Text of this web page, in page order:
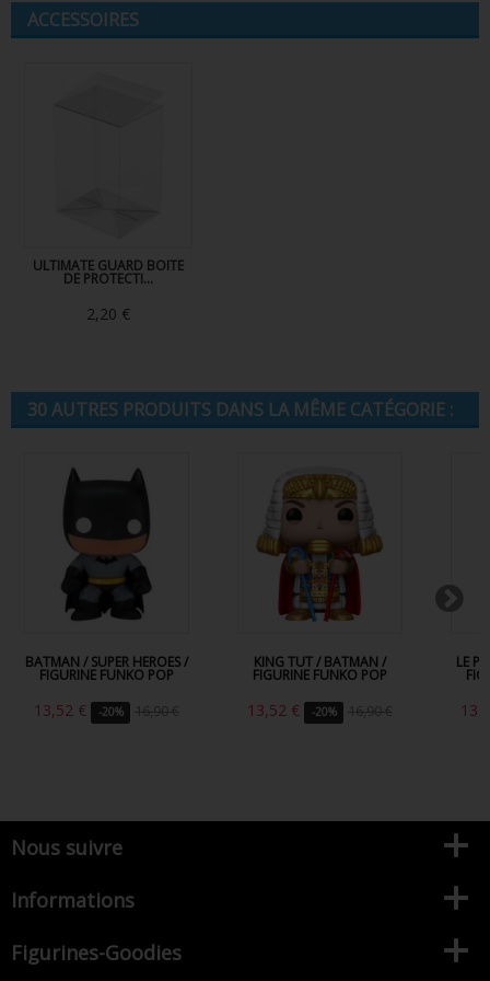
ACCESSOIRES
ULTIMATE GUARD BOITE
DE PROTECTI...
2,20 €
30 AUTRES PRODUITS DANS LA MÊME CATÉGORIE :
BATMAN / SUPER HEROES /
FIGURINE FUNKO POP
13,52 € -20% 16,90 €
KING TUT / BATMAN /
FIGURINE FUNKO POP
13,52 € -20% 16,90 €
LE
Nous suivre
Informations
Figurines-Goodies